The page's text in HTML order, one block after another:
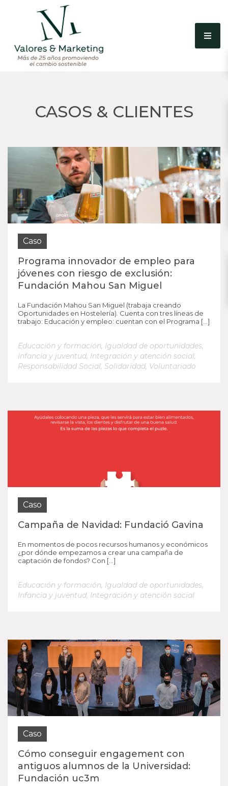
CASOS & CLIENTES
Caso
Programa innovador de empleo para
jóvenes con riesgo de exclusión:
Fundación Mahou San Miguel
La Fundación Mahou San Miguel (trabaja creando
Oportunidades en Hostelería). Cuenta con tres líneas de
trabajo: Educación y empleo: cuentan con el Programa […]
Educación y formación, Igualdad de oportunidades,
Infancia y juventud, Integración y atención social,
Responsabilidad Social, Solidaridad, Voluntariado
Caso
Campaña de Navidad: Fundació Gavina
En momentos de pocos recursos humanos y económicos
¿por dónde empezamos a crear una campaña de
captación de fondos? Con […]
Educación y formación, Igualdad de oportunidades,
Infancia y juventud, Integración y atención social
Caso
Cómo conseguir engagement con
antiguos alumnos de la Universidad:
Fundación uc3m